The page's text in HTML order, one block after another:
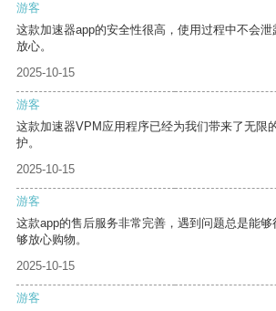
游客
这款加速器app的安全性很高，使用过程中不会
放心。
2025-10-15
游客
这款加速器VPM应用程序已经为我们带来了无限
护。
2025-10-15
游客
这款app的售后服务非常完善，遇到问题总是能
够放心购物。
2025-10-15
游客